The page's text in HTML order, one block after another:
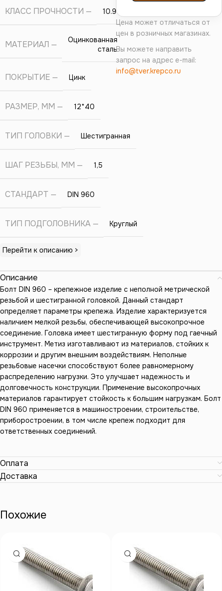
Цена может отличаться от
цен в розничных магазинах.
Вы можете направить
запрос на адрес e-mail:
info@tver.krepco.ru
КЛАСС ПРОЧНОСТИ 10.9
МАТЕРИАЛ
Оцинкованная
сталь
ПОКРЫТИЕ Цинк
РАЗМЕР, ММ 12*40
ТИП ГОЛОВКИ Шестигранная
ШАГ РЕЗЬБЫ, ММ 1,5
СТАНДАРТ DIN 960
ТИП ПОДГОЛОВНИКА Круглый
Перейти к описанию >
Описание
Болт DIN 960 – крепежное изделие с неполной метрической
резьбой и шестигранной головкой. Данный стандарт
определяет параметры крепежа. Изделие характеризуется
наличием мелкой резьбы, обеспечивающей высокопрочное
соединение. Головка имеет шестигранную форму под гаечный
инструмент. Метиз изготавливают из материалов, стойких к
коррозии и другим внешним воздействиям. Неполные
резьбовые насечки способствуют более равномерному
распределению нагрузки. Это улучшает надежность и
долговечность конструкции. Применение высокопрочных
материалов гарантирует стойкость к большим нагрузкам. Болт
DIN 960 применяется в машиностроении, строительстве,
приборостроении, в том числе крепеж подходит для
ответственных соединений.
Оплата
Доставка
Похожие